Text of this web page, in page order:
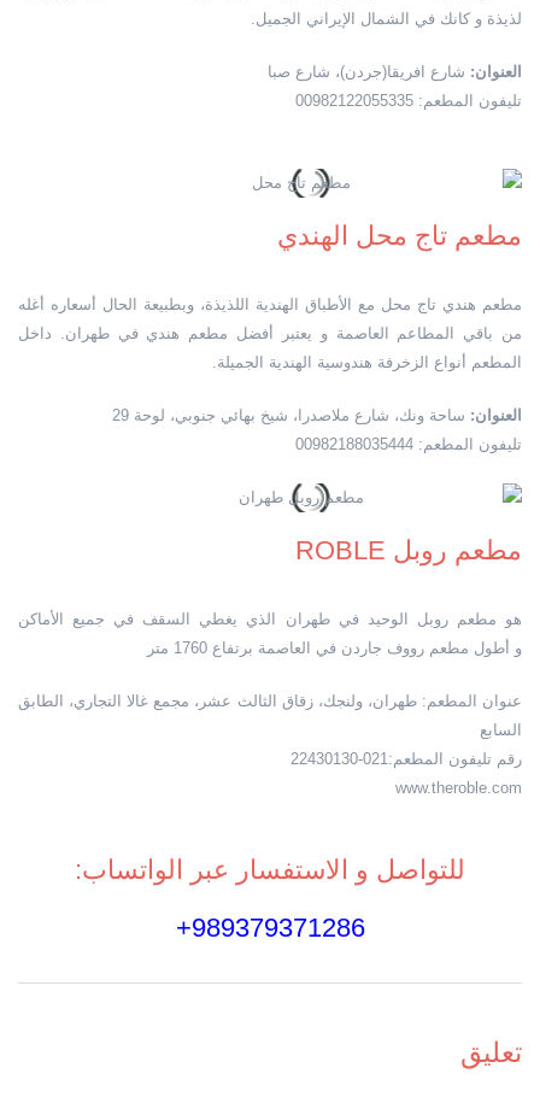
لذيذة و كانك في الشمال الإيراني الجميل.
العنوان: شارع افريقا(جردن)، شارع صبا
تليفون المطعم: 00982122055335
مطعم تاج محل الهندي
مطعم هندي تاج محل مع الأطباق الهندية اللذيذة، وبطبيعة الحال أسعاره أغله
من باقي المطاعم العاصمة و يعتبر أفضل مطعم هندي في طهران. داخل
المطعم أنواع الزخرفة هندوسية الهندية الجميلة.
العنوان: ساحة ونك، شارع ملاصدرا، شيخ بهائي جنوبي، لوحة 29
تليفون المطعم: 00982188035444
مطعم روبل ROBLE
هو مطعم روبل الوحيد في طهران الذي يغطي السقف في جميع الأماكن
و أطول مطعم رووف جاردن في العاصمة برتفاع 1760 متر
عنوان المطعم: طهران، ولنجك، زقاق الثالث عشر، مجمع غالا التجاري، الطابق
السابع
رقم تليفون المطعم:021-22430130
www.theroble.com
للتواصل و الاستفسار عبر الواتساب:
989379371286+
تعليق